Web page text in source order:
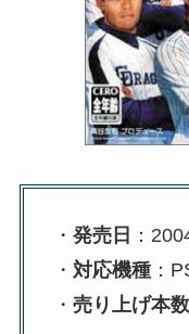
・ 発売日 ：
・ 対応機種：
・ 売り上げ本数